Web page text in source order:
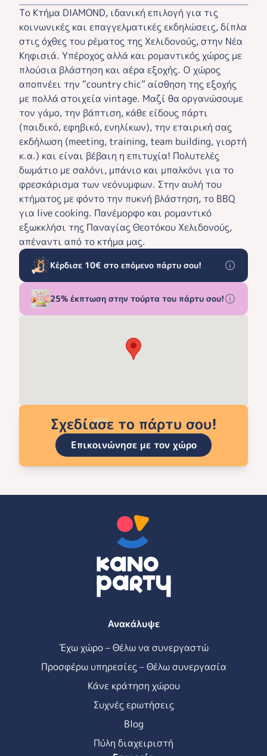
Το Κτήμα DIAMOND, ιδανική επιλογή για τις
κοινωνικές και επαγγελματικές εκδηλώσεις, δίπλα
στις όχθες του ρέματος της Χελιδονούς, στην Νέα
Κηφισιά. Υπέροχος αλλά και ρομαντικός χώρος με
πλούσια βλάστηση και αέρα εξοχής. Ο χώρος
αποπνέει την “country chic” αίσθηση της εξοχής
με πολλά στοιχεία vintage. Μαζί θα οργανώσουμε
τον γάμο, την βάπτιση, κάθε είδους πάρτι
(παιδικό, εφηβικό, ενηλίκων), την εταιρική σας
εκδήλωση (meeting, training, team building, γιορτή
κ.α.) και είναι βέβαιη η επιτυχία! Πολυτελές
δωμάτιο με σαλόνι, μπάνιο και μπαλκόνι για το
φρεσκάρισμα των νεόνυμφων. Στην αυλή του
κτήματος με φόντο την πυκνή βλάστηση, το BBQ
για live cooking. Πανέμορφο και ρομαντικό
εξωκκλήσι της Παναγίας Θεοτόκου Χελιδονούς,
απέναντι από το κτήμα μας.
Κέρδισε 10€ στο επόμενο πάρτυ σου!
25% έκπτωση στην τούρτα του πάρτυ σου!
Σχεδίασε το πάρτυ σου!
Επικοινώνησε με τον χώρο
Ανακάλυψε
Έχω χώρο – Θέλω να συνεργαστώ
Προσφέρω υπηρεσίες – Θέλω συνεργασία
Κάνε κράτηση χώρου
Συχνές ερωτήσεις
Blog
Πύλη διαχειριστή